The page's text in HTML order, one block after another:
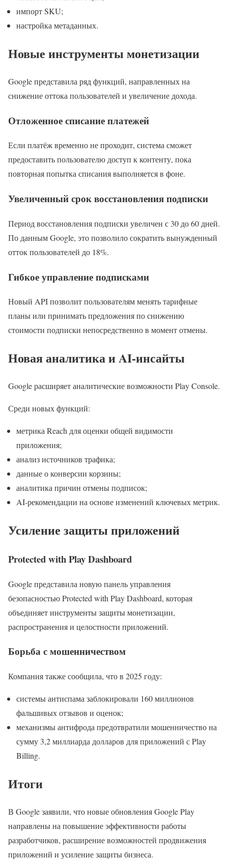
импорт SKU;
настройка метаданных.
Новые инструменты монетизации
Google представила ряд функций, направленных на
снижение оттока пользователей и увеличение дохода.
Отложенное списание платежей
Если платёж временно не проходит, система сможет
предоставить пользователю доступ к контенту, пока
повторная попытка списания выполняется в фоне.
Увеличенный срок восстановления подписки
Период восстановления подписки увеличен с 30 до 60 дней.
По данным Google, это позволило сократить вынужденный
отток пользователей до 18%.
Гибкое управление подписками
Новый API позволит пользователям менять тарифные
планы или принимать предложения по снижению
стоимости подписки непосредственно в момент отмены.
Новая аналитика и AI-инсайты
Google расширяет аналитические возможности Play Console.
Среди новых функций:
метрика Reach для оценки общей видимости
приложения;
анализ источников трафика;
данные о конверсии корзины;
аналитика причин отмены подписок;
AI-рекомендации на основе изменений ключевых метрик.
Усиление защиты приложений
Protected with Play Dashboard
Google представила новую панель управления
безопасностью Protected with Play Dashboard, которая
объединяет инструменты защиты монетизации,
распространения и целостности приложений.
Борьба с мошенничеством
Компания также сообщила, что в 2025 году:
системы антиспама заблокировали 160 миллионов
фальшивых отзывов и оценок;
механизмы антифрода предотвратили мошенничество на
сумму 3,2 миллиарда долларов для приложений с Play
Billing.
Итоги
В Google заявили, что новые обновления Google Play
направлены на повышение эффективности работы
разработчиков, расширение возможностей продвижения
приложений и усиление защиты бизнеса.